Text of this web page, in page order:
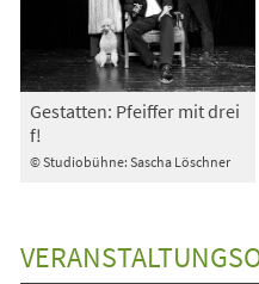
© Studiobühne: Sascha Löschner
Gestatten: Pfeiffer mit drei
f!